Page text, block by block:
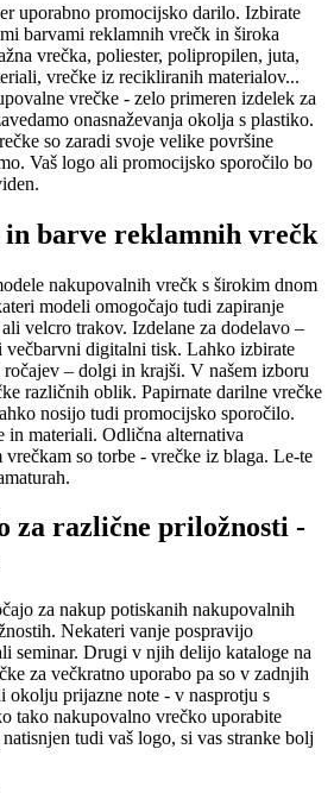
uporabno promocijsko darilo. Izbirate
barvami reklamnih vrečk in široka
vrečka, poliester, polipropilen, juta,
vrečke iz recikliranih materialov...
vrečke - zelo primeren izdelek za
onasnaževanja okolja s plastiko.
so zaradi svoje velike površine
Vaš logo ali promocijsko sporočilo bo
barve reklamnih vrečk
nakupovalnih vrečk s širokim dnom
modeli omogočajo tudi zapiranje
velcro trakov. Izdelane za dodelavo –
večbarvni digitalni tisk. Lahko izbirate
– dolgi in krajši. V našem izboru
različnih oblik. Papirnate darilne vrečke
nosijo tudi promocijsko sporočilo.
in materiali. Odlična alternativa
so torbe - vrečke iz blaga. Le-te
za različne priložnosti -
za nakup potiskanih nakupovalnih
Nekateri vanje pospravijo
seminar. Drugi v njih delijo kataloge na
za večkratno uporabo pa so v zadnjih
okolju prijazne note - v nasprotju s
tako nakupovalno vrečko uporabite
tudi vaš logo, si vas stranke bolj